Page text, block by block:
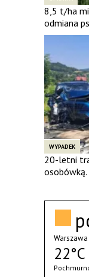
8,5 t/ha
odmiana
WYPADEK
20-letni
osobówką.
Warszawa
22°C